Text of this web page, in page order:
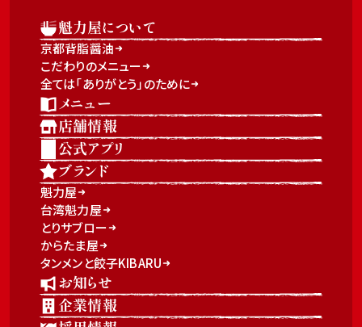
魁力屋について
京都背脂醤油
こだわりのメニュー
全ては「ありがとう」のために
メニュー
店舗情報
公式アプリ
ブランド
魁力屋
台湾魁力屋
とりサブロー
からたま屋
タンメンと餃子KIBARU
お知らせ
企業情報